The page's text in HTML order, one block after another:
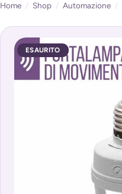
Home / Shop / Automazione /
ESAURITO